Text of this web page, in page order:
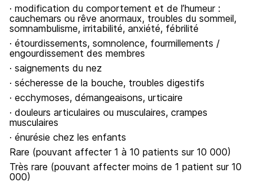
· modification du comportement et de l’humeur :
cauchemars ou rêve anormaux, troubles du sommeil,
somnambulisme, irritabilité, anxiété, fébrilité
· étourdissements, somnolence, fourmillements /
engourdissement des membres
· saignements du nez
· sécheresse de la bouche, troubles digestifs
· ecchymoses, démangeaisons, urticaire
· douleurs articulaires ou musculaires, crampes
musculaires
· énurésie chez les enfants
Rare (pouvant affecter 1 à 10 patients sur 10 000)
Très rare (pouvant affecter moins de 1 patient sur 10
000)